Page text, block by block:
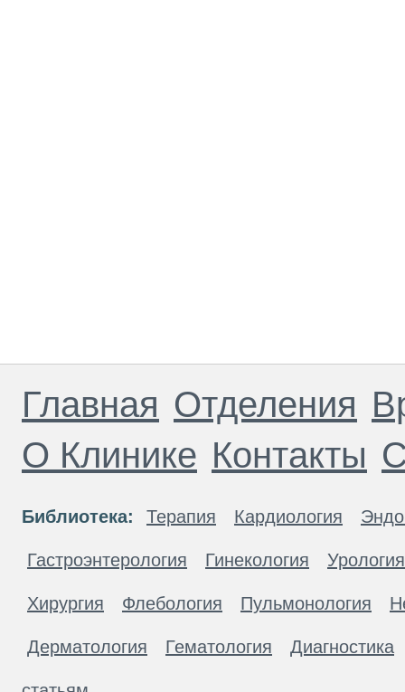
Главная Отделения
О Клинике Контакты
Библиотека: Терапия Кардиология
Гастроэнтерология Гинекология Урология
Хирургия Флебология Пульмонология
Дерматология Гематология Диагностика